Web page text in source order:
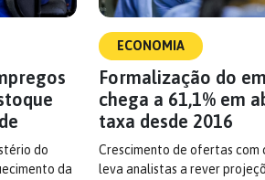
do
da
ECONOMIA
Formalização do
chega a 61,1% em
taxa desde 2016
Crescimento de ofertas com
leva analistas a rever